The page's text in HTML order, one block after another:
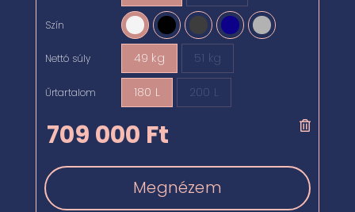
Szín
Nettó súly 49 kg 51 kg
Űrtartalom 180 L 200 L
709 000 Ft
Megnézem